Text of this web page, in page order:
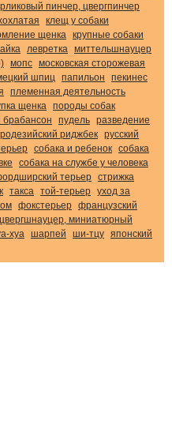
пинчер, цвергпинчер
клещ у собаки
щенка крупные собаки
левретка миттельшнауцер
мопс московская сторожевая
шпиц папильон
пекинес
племенная деятельность
щенка породы собак
брабансон пудель разведение
родезийский риджбек русский
собака и ребенок собака
собака на службе у человека
терьер стрижка
такса той-терьер уход за
фокстерьер французский
цвергшнауцер, миниатюрный
хуа шарпей ши-тцу японский